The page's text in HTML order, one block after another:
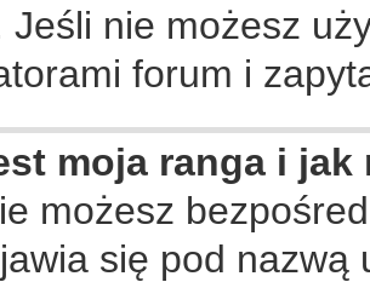
Jeśli nie możesz
forum i
moja ranga i
możesz
się pod